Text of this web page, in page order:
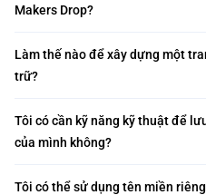
Makers Drop?
Làm thế nào để xây dựng một
trữ?
Tôi có cần kỹ năng kỹ thuật để
của mình không?
Tôi có thể sử dụng tên miền